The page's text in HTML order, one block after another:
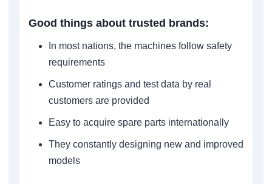
Good things about trusted brands:
In most nations, the machines follow safety
requirements
Customer ratings and test data by real
customers are provided
Easy to acquire spare parts internationally
They constantly designing new and improved
models